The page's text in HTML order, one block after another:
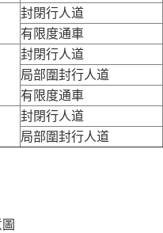
封閉行人道
有限度通車
封閉行人道
局部圍封行人道
有限度通車
封閉行人道
局部圍封行人道